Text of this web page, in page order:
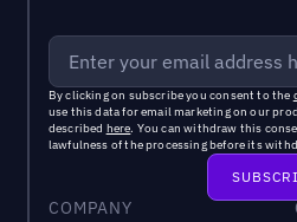
By clicking on subscribe you consent to the
use this data for email marketing on our
described here. You can withdraw this
lawfulness of the processing before its
COMPANY